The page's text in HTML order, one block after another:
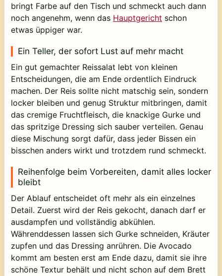
bringt Farbe auf den Tisch und schmeckt auch dann
noch angenehm, wenn das Hauptgericht schon
etwas üppiger war.
Ein Teller, der sofort Lust auf mehr macht
Ein gut gemachter Reissalat lebt von kleinen
Entscheidungen, die am Ende ordentlich Eindruck
machen. Der Reis sollte nicht matschig sein, sondern
locker bleiben und genug Struktur mitbringen, damit
das cremige Fruchtfleisch, die knackige Gurke und
das spritzige Dressing sich sauber verteilen. Genau
diese Mischung sorgt dafür, dass jeder Bissen ein
bisschen anders wirkt und trotzdem rund schmeckt.
Reihenfolge beim Vorbereiten, damit alles locker
bleibt
Der Ablauf entscheidet oft mehr als ein einzelnes
Detail. Zuerst wird der Reis gekocht, danach darf er
ausdampfen und vollständig abkühlen.
Währenddessen lassen sich Gurke schneiden, Kräuter
zupfen und das Dressing anrühren. Die Avocado
kommt am besten erst am Ende dazu, damit sie ihre
schöne Textur behält und nicht schon auf dem Brett